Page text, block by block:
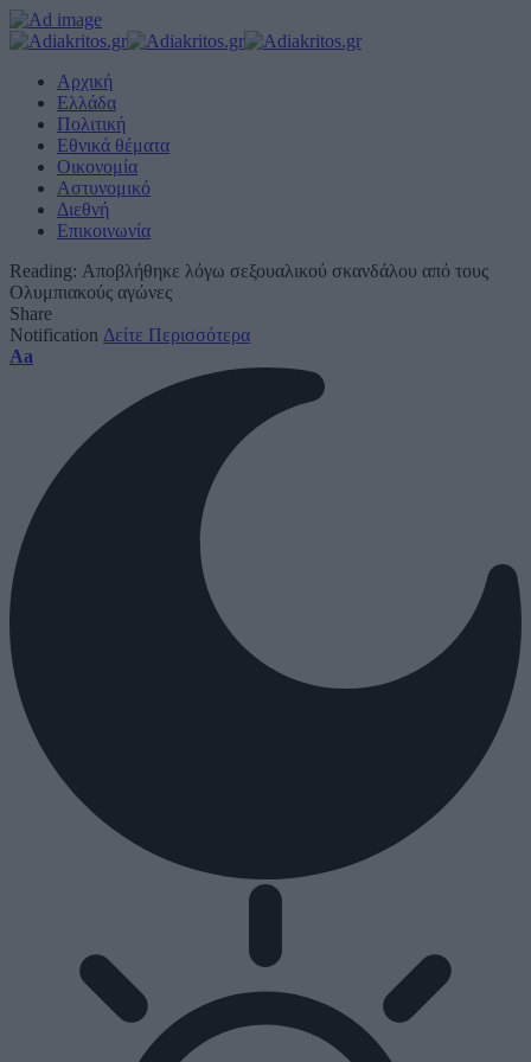
Αρχική
Ελλάδα
Πολιτική
Εθνικά θέματα
Οικονομία
Αστυνομικό
Διεθνή
Επικοινωνία
Reading: Αποβλήθηκε λόγω σεξουαλικού σκανδάλου από τους
Ολυμπιακούς αγώνες
Share
Notification Δείτε Περισσότερα
Font
Aa